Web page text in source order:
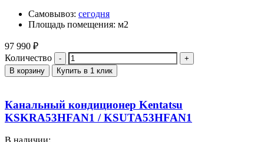
Самовывоз: сегодня
Площадь помещения: м2
97 990 ₽
Количество
В корзину Купить в 1 клик
Канальный кондиционер Kentatsu
KSKRA53HFAN1 / KSUTA53HFAN1